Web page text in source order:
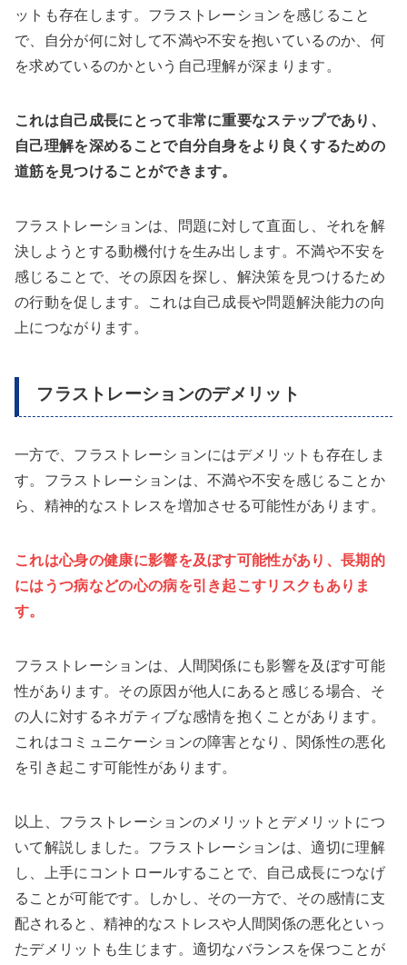
ットも存在します。フラストレーションを感じること
で、自分が何に対して不満や不安を抱いているのか、何
を求めているのかという自己理解が深まります。
これは自己成長にとって非常に重要なステップであり、
自己理解を深めることで自分自身をより良くするための
道筋を見つけることができます。
フラストレーションは、問題に対して直面し、それを解
決しようとする動機付けを生み出します。不満や不安を
感じることで、その原因を探し、解決策を見つけるため
の行動を促します。これは自己成長や問題解決能力の向
上につながります。
フラストレーションのデメリット
一方で、フラストレーションにはデメリットも存在しま
す。フラストレーションは、不満や不安を感じることか
ら、精神的なストレスを増加させる可能性があります。
これは心身の健康に影響を及ぼす可能性があり、長期的
にはうつ病などの心の病を引き起こすリスクもありま
す。
フラストレーションは、人間関係にも影響を及ぼす可能
性があります。その原因が他人にあると感じる場合、そ
の人に対するネガティブな感情を抱くことがあります。
これはコミュニケーションの障害となり、関係性の悪化
を引き起こす可能性があります。
以上、フラストレーションのメリットとデメリットにつ
いて解説しました。フラストレーションは、適切に理解
し、上手にコントロールすることで、自己成長につなげ
ることが可能です。しかし、その一方で、その感情に支
配されると、精神的なストレスや人間関係の悪化といっ
たデメリットも生じます。適切なバランスを保つことが